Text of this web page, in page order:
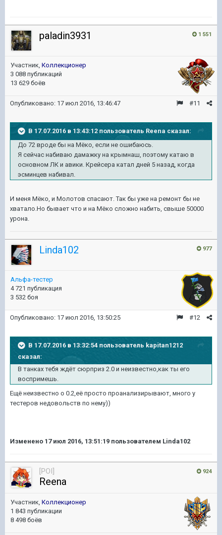
1 551
paladin3931
Участник, Коллекционер
3 088 публикаций
13 629 боёв
#11
Опубликовано: 17 июл 2016, 13:46:47
В 17.07.2016 в 13:43:12 пользователь Reena сказал:
До 72 вроде бы на Мёко, если не ошибаюсь.
Я сейчас набиваю дамажку на крымнаш, поэтому катаю в
основном ЛК и авики. Крейсера катал дней 5 назад, когда
эсминцев набивал.
И меня Мёко, и Молотов спасают. Так бы уже на ремонт бы не
хватало.Но бывает что и на Мёко сложно набить, свыше 50000
урона.
977
Linda102
Альфа-тестер
4 721 публикация
3 532 боя
#12
Опубликовано: 17 июл 2016, 13:50:25
В 17.07.2016 в 13:32:54 пользователь kapitan1212
сказал:
В танках тебя ждёт сюрприз 2.0 и неизвестно,как ты его
воспримешь.
Ещё неизвестно о 0.2,её просто проанализирывают, много у
тестеров недовольств по нему))
Изменено 17 июл 2016, 13:51:19 пользователем Linda102
924
[POI]
Reena
Участник, Коллекционер
1 843 публикации
8 498 боёв